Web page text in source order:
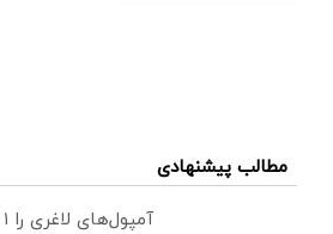
مطالب پیشنهادی